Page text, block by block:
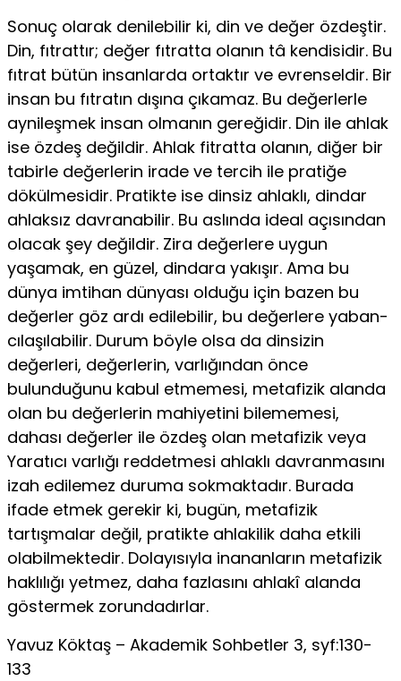
Sonuç olarak denilebilir ki, din ve değer özdeştir.
Din, fıt­rattır; değer fıtratta olanın tâ kendisidir. Bu
fıtrat bütün insan­larda ortaktır ve evrenseldir. Bir
insan bu fıtratın dışına çıka­maz. Bu değerlerle
aynileşmek insan olmanın gereğidir. Din ile ahlak
ise özdeş değildir. Ahlak fitratta olanın, diğer bir
ta­birle değerlerin irade ve tercih ile pratiğe
dökülmesidir. Pratikte ise dinsiz ahlaklı, dindar
ahlaksız davranabilir. Bu aslında ideal açısından
olacak şey değildir. Zira değerlere uygun
yaşamak, en güzel, dindara yakışır. Ama bu
dünya imtihan dünyası olduğu için bazen bu
değerler göz ardı edilebilir, bu değerlere yaban-
cılaşılabilir. Durum böyle olsa da dinsizin
değerleri, değerle­rin, varlığından önce
bulunduğunu kabul etmemesi, metafizik alanda
olan bu değerlerin mahiyetini bilememesi,
dahası de­ğerler ile özdeş olan metafizik veya
Yaratıcı varlığı reddetmesi ahlaklı davranmasını
izah edilemez duruma sokmaktadır. Bu­rada
ifade etmek gerekir ki, bugün, metafizik
tartışmalar değil, pratikte ahlakilik daha etkili
olabilmektedir. Dolayısıyla ina­nanların metafizik
haklılığı yetmez, daha fazlasını ahlakî alanda
göstermek zorundadırlar.
Yavuz Köktaş – Akademik Sohbetler 3, syf:130-
133